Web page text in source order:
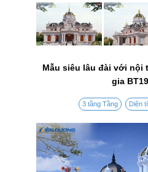
Mẫu siêu lâu đài với nội
gia
3 tầng Tầng Diện